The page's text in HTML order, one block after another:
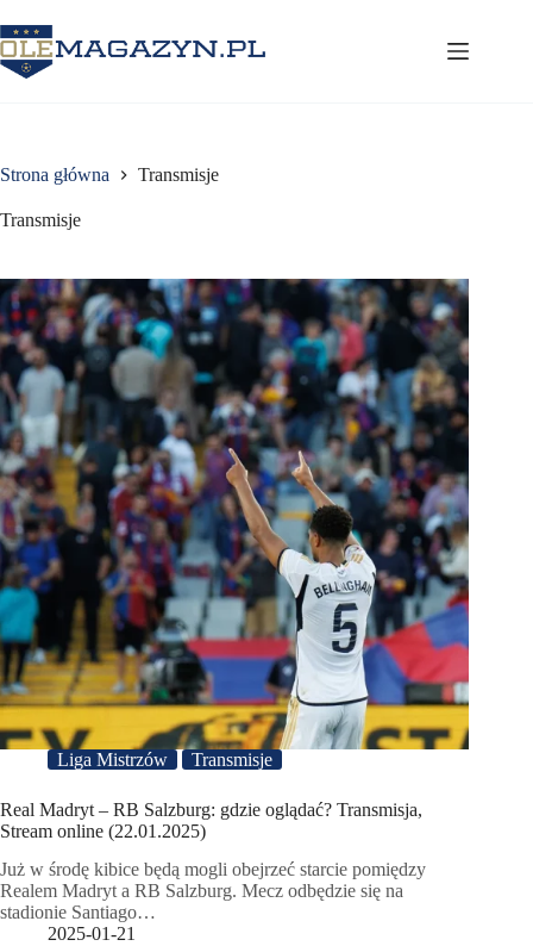
do
treści
Strona główna Transmisje
Transmisje
Liga Mistrzów Transmisje
Real Madryt – RB Salzburg: gdzie oglądać? Transmisja,
Stream online (22.01.2025)
Już w środę kibice będą mogli obejrzeć starcie pomiędzy
Realem Madryt a RB Salzburg. Mecz odbędzie się na
stadionie Santiago…
2025-01-21